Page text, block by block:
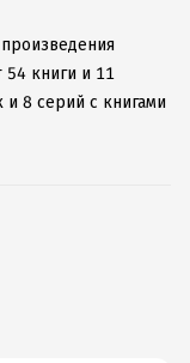
54 книги и 11
8 серий с книгами